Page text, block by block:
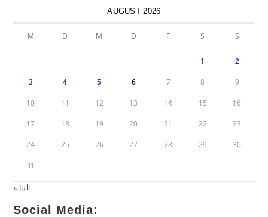
AUGUST 2026
M D M D F S S
1 2
3 4 5 6 7 8 9
10 11 12 13 14 15 16
17 18 19 20 21 22 23
24 25 26 27 28 29 30
31
« Juli
Social Media: